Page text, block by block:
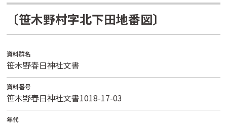
〔笹木野村字北下田地番図〕
資料群名
笹木野春日神社文書
資料番号
笹木野春日神社文書1018-17-03
年代